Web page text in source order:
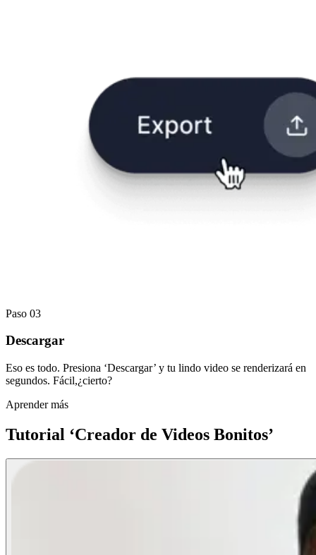
Paso 03
Descargar
Eso es todo. Presiona ‘Descargar’ y tu lindo video se renderizará en
segundos. Fácil,¿cierto?
Aprender más
Tutorial ‘Creador de Videos Bonitos’